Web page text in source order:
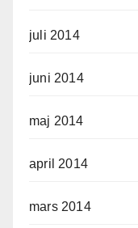
juli 2014
juni 2014
maj 2014
april 2014
mars 2014